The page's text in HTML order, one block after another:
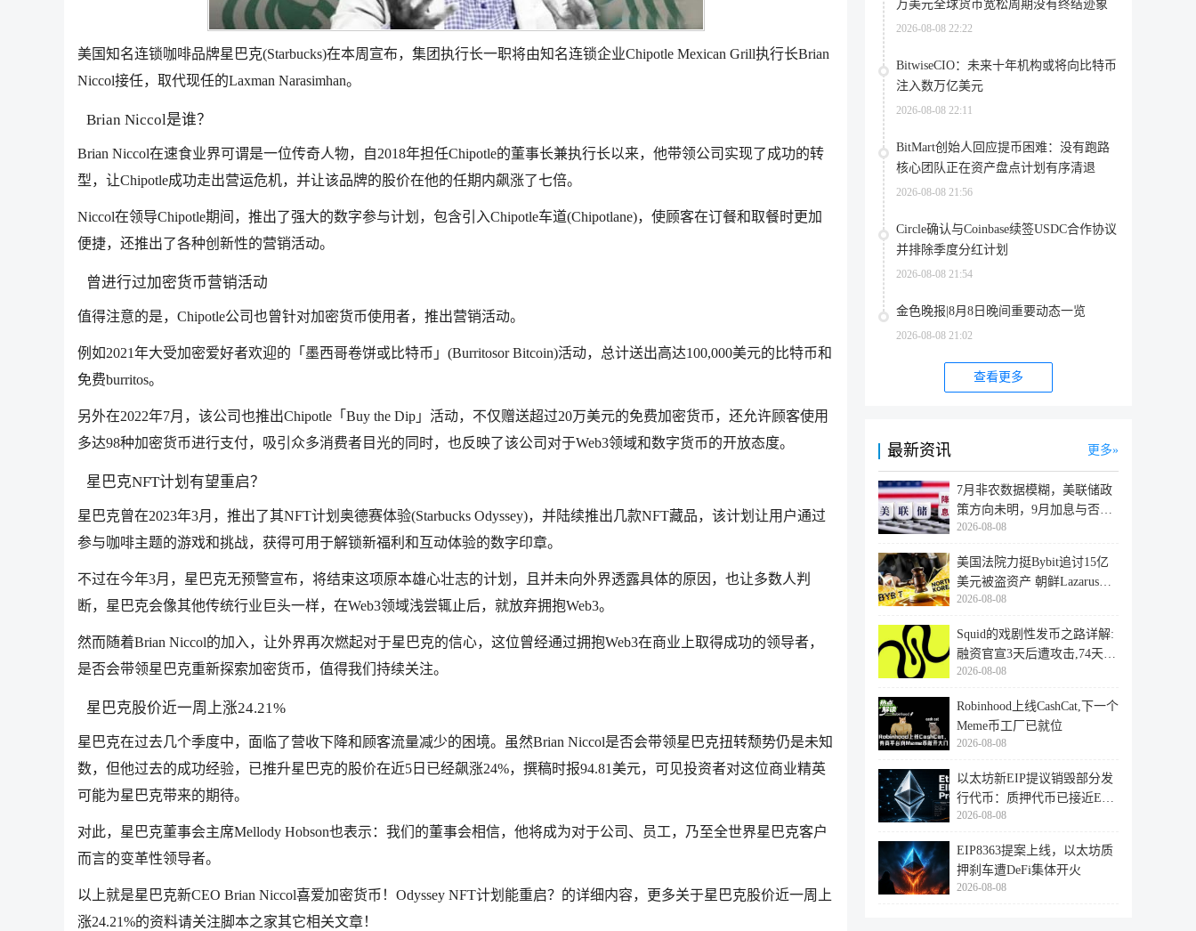
美国知名连锁咖啡品牌星巴克(Starbucks)在本周宣布，集团执行长一职将由知名连锁企业Chipotle Mexican Grill执行长Brian
Niccol接任，取代现任的Laxman Narasimhan。
Brian Niccol是谁？
Brian Niccol在速食业界可谓是一位传奇人物，自2018年担任Chipotle的董事长兼执行长以来，他带领公司实现了成功的转
型，让Chipotle成功走出营运危机，并让该品牌的股价在他的任期内飙涨了七倍。
Niccol在领导Chipotle期间，推出了强大的数字参与计划，包含引入Chipotle车道(Chipotlane)，使顾客在订餐和取餐时更加
便捷，还推出了各种创新性的营销活动。
曾进行过加密货币营销活动
值得注意的是，Chipotle公司也曾针对加密货币使用者，推出营销活动。
例如2021年大受加密爱好者欢迎的「墨西哥卷饼或比特币」(Burritosor Bitcoin)活动，总计送出高达100,000美元的比特币和
免费burritos。
另外在2022年7月，该公司也推出Chipotle「Buy the Dip」活动，不仅赠送超过20万美元的免费加密货币，还允许顾客使用
多达98种加密货币进行支付，吸引众多消费者目光的同时，也反映了该公司对于Web3领域和数字货币的开放态度。
星巴克NFT计划有望重启？
星巴克曾在2023年3月，推出了其NFT计划奥德赛体验(Starbucks Odyssey)，并陆续推出几款NFT藏品，该计划让用户通过
参与咖啡主题的游戏和挑战，获得可用于解锁新福利和互动体验的数字印章。
不过在今年3月，星巴克无预警宣布，将结束这项原本雄心壮志的计划，且并未向外界透露具体的原因，也让多数人判
断，星巴克会像其他传统行业巨头一样，在Web3领域浅尝辄止后，就放弃拥抱Web3。
然而随着Brian Niccol的加入，让外界再次燃起对于星巴克的信心，这位曾经通过拥抱Web3在商业上取得成功的领导者，
是否会带领星巴克重新探索加密货币，值得我们持续关注。
星巴克股价近一周上涨24.21%
星巴克在过去几个季度中，面临了营收下降和顾客流量减少的困境。虽然Brian Niccol是否会带领星巴克扭转颓势仍是未知
数，但他过去的成功经验，已推升星巴克的股价在近5日已经飙涨24%，撰稿时报94.81美元，可见投资者对这位商业精英
可能为星巴克带来的期待。
对此，星巴克董事会主席Mellody Hobson也表示：我们的董事会相信，他将成为对于公司、员工，乃至全世界星巴克客户
而言的变革性领导者。
以上就是星巴克新CEO Brian Niccol喜爱加密货币！Odyssey NFT计划能重启？的详细内容，更多关于星巴克股价近一周上
涨24.21%的资料请关注脚本之家其它相关文章！
万美元全球货币宽松周期没有终结迹象
2026-08-08 22:22
BitwiseCIO：未来十年机构或将向比特币
注入数万亿美元
2026-08-08 22:11
BitMart创始人回应提币困难：没有跑路
核心团队正在资产盘点计划有序清退
2026-08-08 21:56
Circle确认与Coinbase续签USDC合作协议
并排除季度分红计划
2026-08-08 21:54
金色晚报|8月8日晚间重要动态一览
2026-08-08 21:02
查看更多
最新资讯 更多
7月非农数据模糊，美联储政
策方向未明，9月加息与否仍
取决于
2026-08-08
美国法院力挺Bybit追讨15亿
美元被盗资产 朝鲜Lazarus黑
客洗
2026-08-08
Squid的戏剧性发币之路详解:
融资官宣3天后遭攻击,74天后
登陆
2026-08-08
Robinhood上线CashCat,下一个
Meme币工厂已就位
2026-08-08
以太坊新EIP提议销毁部分发
行代币：质押代币已接近ETH
供应量
2026-08-08
EIP8363提案上线，以太坊质
押刹车遭DeFi集体开火
2026-08-08